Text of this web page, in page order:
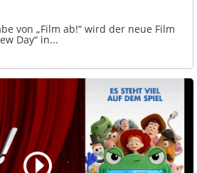
von „Film ab!“ wird der neue Film
Day“ in...